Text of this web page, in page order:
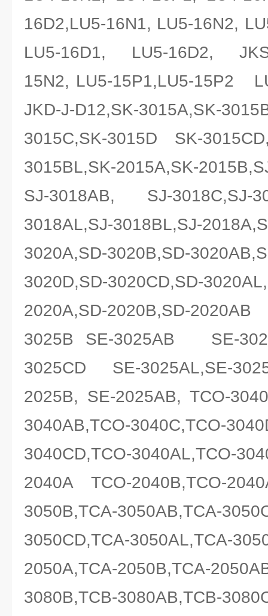
16D2,LU5-16N1, LU5-16N2,
LU5-16D1, LU5-16D2, JKS-
15N2, LU5-15P1,LU5-15P2
JKD-J-D12,SK-3015A,SK-
3015C,SK-3015D SK-
3015BL,SK-2015A,SK-
SJ-3018AB, SJ-3018C,SJ-
3018AL,SJ-3018BL,SJ-
3020A,SD-3020B,SD-
3020D,SD-3020CD,SD-
2020A,SD-2020B,SD-
3025B SE-3025AB SE-
3025CD SE-3025AL,SE-
2025B, SE-2025AB, TCO-
3040AB,TCO-3040C,TCO-
3040CD,TCO-
2040A TCO-2040B,TCO-
3050B,TCA-3050AB,TCA-
3050CD,TCA-3050AL,TCA-
2050A,TCA-2050B,TCA-
3080B,TCB-3080AB,TCB-